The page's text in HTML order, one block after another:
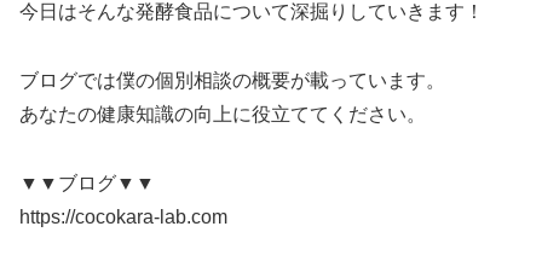
今日はそんな発酵食品について深掘りしていきます！
ブログでは僕の個別相談の概要が載っています。
あなたの健康知識の向上に役立ててください。
▼▼ブログ▼▼
https://cocokara-lab.com